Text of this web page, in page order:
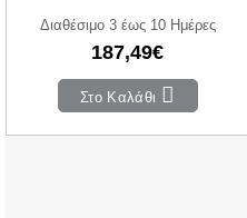
Διαθέσιμο 3 έως 10 Ημέρες
187,49€
Στο Καλάθι